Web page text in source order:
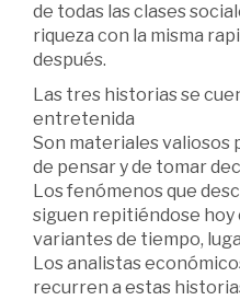
de todas las clases
riqueza con la misma
después.
Las tres historias se
entretenida
Son materiales valiosos
de pensar y de tomar
Los fenómenos que
siguen repitiéndose hoy
variantes de tiempo,
Los analistas
recurren a estas